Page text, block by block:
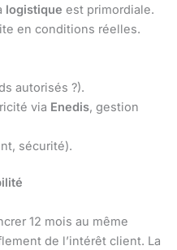
logistique est primordiale.
en conditions réelles.
autorisés ?).
via Enedis, gestion
sécurité).
12 mois au même
de l’intérêt client. La